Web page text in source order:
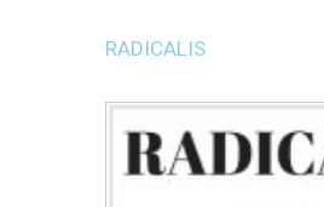
RADICALIS